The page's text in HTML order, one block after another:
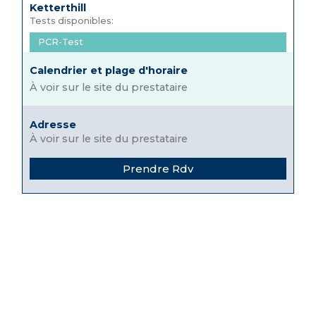
Ketterthill
Tests disponibles:
PCR-Test
Calendrier et plage d'horaire
À voir sur le site du prestataire
Adresse
À voir sur le site du prestataire
Prendre Rdv